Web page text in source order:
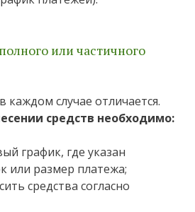
или частичного
каждом случае отличается.
средств необходимо:
график, где указан
или размер платежа;
средства согласно